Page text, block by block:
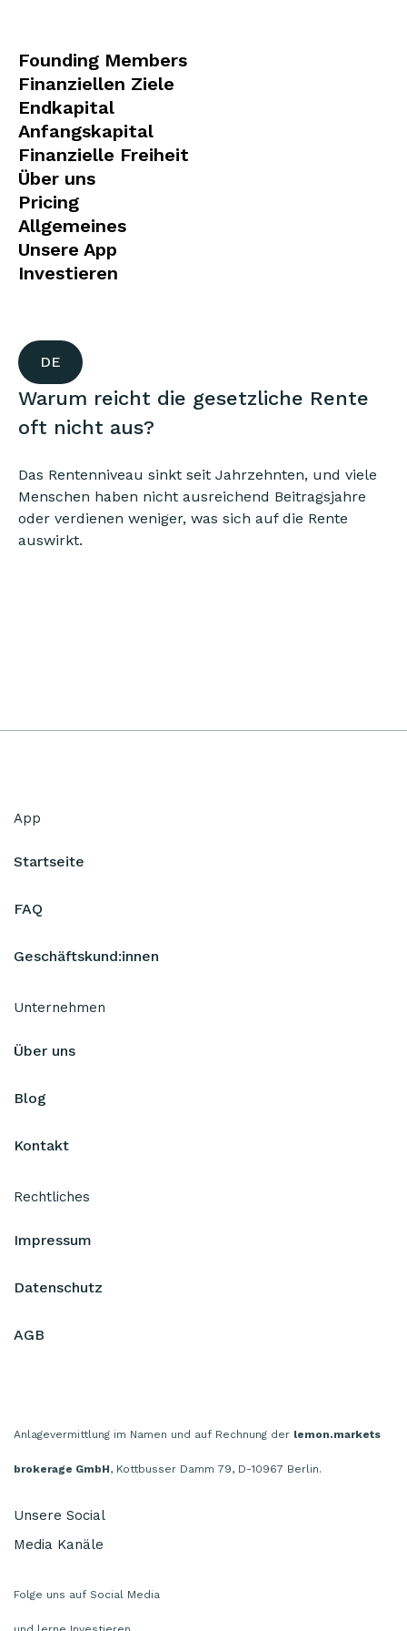
Founding Members
Finanziellen Ziele
Endkapital
Anfangskapital
Finanzielle Freiheit
Über uns
Pricing
Allgemeines
Unsere App
Investieren
DE
Warum reicht die gesetzliche Rente
oft nicht aus?
Das Rentenniveau sinkt seit Jahrzehnten, und viele
Menschen haben nicht ausreichend Beitragsjahre
oder verdienen weniger, was sich auf die Rente
auswirkt.
App
Startseite
FAQ
Geschäftskund:innen
Unternehmen
Über uns
Blog
Kontakt
Rechtliches
Impressum
Datenschutz
AGB
Anlagevermittlung im Namen und auf Rechnung der lemon.markets
brokerage GmbH, Kottbusser Damm 79, D-10967 Berlin.
Unsere Social
Media Kanäle
Folge uns auf Social Media